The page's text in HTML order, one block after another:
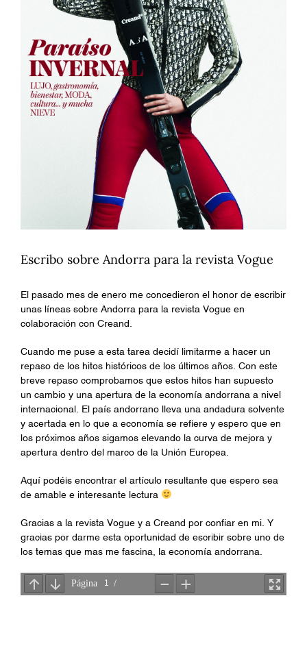
Escribo sobre Andorra para la revista Vogue
El pasado mes de enero me concedieron el honor de escribir
unas líneas sobre Andorra para la revista Vogue en
colaboración con Creand.
Cuando me puse a esta tarea decidí limitarme a hacer un
repaso de los hitos históricos de los últimos años. Con este
breve repaso comprobamos que estos hitos han supuesto
un cambio y una apertura de la economía andorrana a nivel
internacional. El país andorrano lleva una andadura solvente
y acertada en lo que a economía se refiere y espero que en
los próximos años sigamos elevando la curva de mejora y
apertura dentro del marco de la Unión Europea.
Aquí podéis encontrar el artículo resultante que espero sea
de amable e interesante lectura
Gracias a la revista Vogue y a Creand por confiar en mi. Y
gracias por darme esta oportunidad de escribir sobre uno de
los temas que mas me fascina, la economía andorrana.